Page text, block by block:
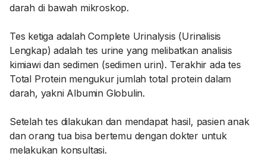
darah di bawah mikroskop.
Tes ketiga adalah Complete Urinalysis (Urinalisis
Lengkap) adalah tes urine yang melibatkan analisis
kimiawi dan sedimen (sedimen urin). Terakhir ada tes
Total Protein mengukur jumlah total protein dalam
darah, yakni Albumin Globulin.
Setelah tes dilakukan dan mendapat hasil, pasien anak
dan orang tua bisa bertemu dengan dokter untuk
melakukan konsultasi.